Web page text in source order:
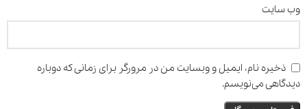
وب‌ سایت
ذخیره نام، ایمیل و وبسایت من در مرورگر برای زمانی که دوباره
دیدگاهی می‌نویسم.